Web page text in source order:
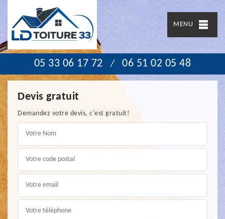
MENU
05 33 06 17 72 / 06 51 02 05 48
Devis gratuit
Demandez votre devis, c'est gratuit!